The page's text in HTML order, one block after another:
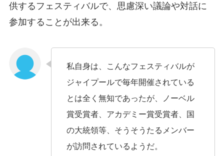
供するフェスティバルで、思慮深い議論や対話に
参加することが出来る 。
私自身は、こんなフェスティバルが
ジャイプールで毎年開催されている
とは全く無知であったが、ノーベル
賞受賞者、アカデミー賞受賞者、国
の大統領等、そうそうたるメンバー
が訪問されているようだ。